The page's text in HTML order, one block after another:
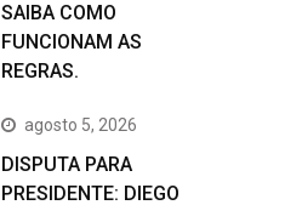
SAIBA COMO
FUNCIONAM AS
REGRAS.
agosto 5, 2026
DISPUTA PARA
PRESIDENTE: DIEGO